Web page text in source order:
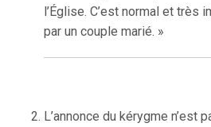
l’Église. C’est normal et très
par un couple marié. »
L’annonce du kérygme n’est